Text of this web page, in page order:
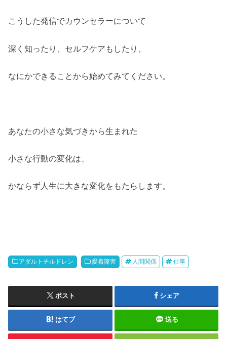
こうした発信でカウンセラーについて
深く知ったり、セルフケアもしたり、
なにかできることから始めてみてください。
あなたの小さな気づきから生まれた
小さな行動の変化は、
かならず人生に大きな変化をもたらします。
アダルトチルドレン 愛着障害 人間関係 仕事
ポスト シェア
はてブ 送る